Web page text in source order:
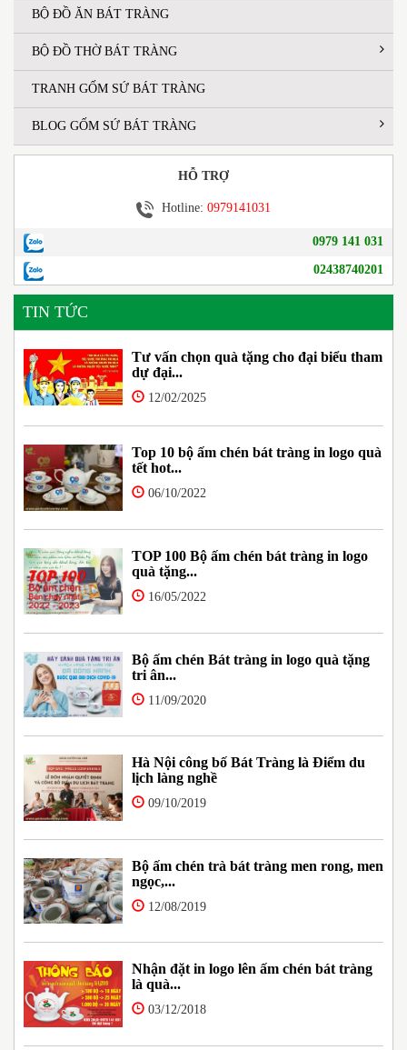
BỘ ĐỒ ĂN BÁT TRÀNG
BỘ ĐỒ THỜ BÁT TRÀNG
TRANH GỐM SỨ BÁT TRÀNG
BLOG GỐM SỨ BÁT TRÀNG
HỖ TRỢ
Hotline: 0979141031
0979 141 031
02438740201
TIN TỨC
Tư vấn chọn quà tặng cho đại biểu tham
dự đại...
12/02/2025
Top 10 bộ ấm chén bát tràng in logo quà
tết hot...
06/10/2022
TOP 100 Bộ ấm chén bát tràng in logo
quà tặng...
16/05/2022
Bộ ấm chén Bát tràng in logo quà tặng
tri ân...
11/09/2020
Hà Nội công bố Bát Tràng là Điểm du
lịch làng nghề
09/10/2019
Bộ ấm chén trà bát tràng men rong, men
ngọc,...
12/08/2019
Nhận đặt in logo lên ấm chén bát tràng
là quà...
03/12/2018